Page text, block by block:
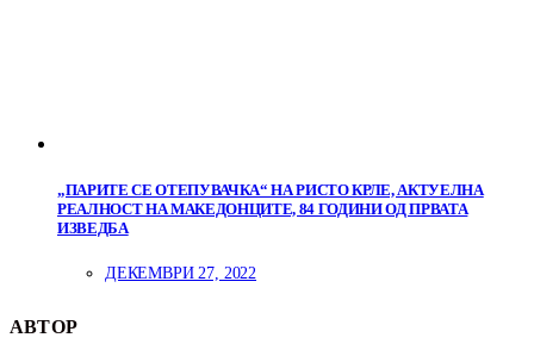
„ПАРИТЕ СЕ ОТЕПУВАЧКА“ НА РИСТО КРЛЕ, АКТУЕЛНА
РЕАЛНОСТ НА МАКЕДОНЦИТЕ, 84 ГОДИНИ ОД ПРВАТА
ИЗВЕДБА
ДЕКЕМВРИ 27, 2022
АВТОР